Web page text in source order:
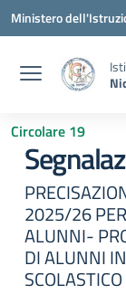
Vai ai contenuti
Vai al menu di
Vai al footer
Ministero
Circolare 19
2025/26
ALUNNI-
DI ALUNNI
SCOLASTICO